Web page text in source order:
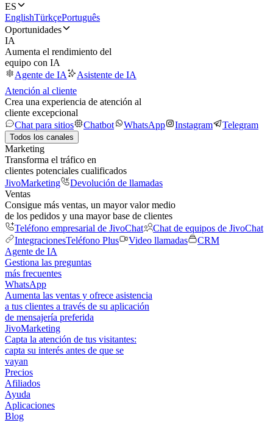
ES
EnglishTürkçePortuguês
Oportunidades
IA
Aumenta el rendimiento del
equipo con IA
Agente de IA
Asistente de IA
Atención al cliente
Crea una experiencia de atención al
cliente excepcional
Chat para sitios
Chatbot WhatsApp Instagram Telegram
Todos los canales
Marketing
Transforma el tráfico en
clientes potenciales cualificados
JivoMarketing
Devolución de llamadas
Ventas
Consigue más ventas, un mayor valor medio
de los pedidos y una mayor base de clientes
Teléfono empresarial de JivoChat
Chat de equipos de JivoChat
IntegracionesTeléfono Plus Video llamadas
CRM
Agente de IA
Gestiona las preguntas
más frecuentes
WhatsApp
Aumenta las ventas y ofrece asistencia
a tus clientes a través de su aplicación
de mensajería preferida
JivoMarketing
Capta la atención de tus visitantes:
capta su interés antes de que se
vayan
Precios
Afiliados
Ayuda
Aplicaciones
Blog